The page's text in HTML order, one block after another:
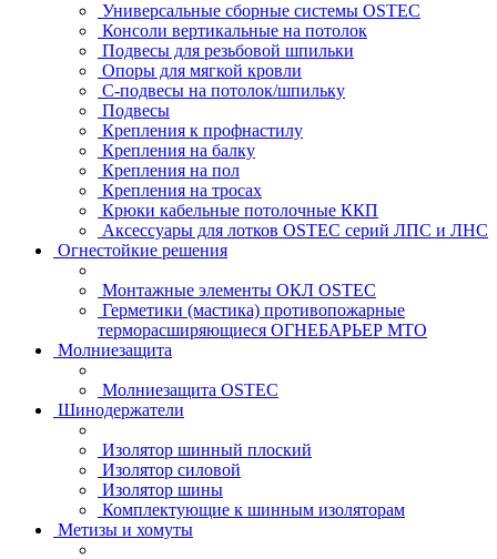
Универсальные сборные системы OSTEC
Консоли вертикальные на потолок
Подвесы для резьбовой шпильки
Опоры для мягкой кровли
С-подвесы на потолок/шпильку
Подвесы
Крепления к профнастилу
Крепления на балку
Крепления на пол
Крепления на тросах
Крюки кабельные потолочные ККП
Аксессуары для лотков OSTEC серий ЛПС и ЛНС
Огнестойкие решения
Монтажные элементы ОКЛ OSTEC
Герметики (мастика) противопожарные
терморасширяющиеся ОГНЕБАРЬЕР МТО
Молниезащита
Молниезащита OSTEC
Шинодержатели
Изолятор шинный плоский
Изолятор силовой
Изолятор шины
Комплектующие к шинным изоляторам
Метизы и хомуты